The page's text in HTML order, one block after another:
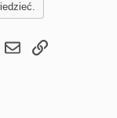
EmailUmieść Link